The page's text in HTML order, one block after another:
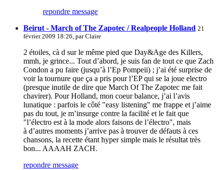
repondre message
Beirut - March of The Zapotec / Realpeople Holland 21
février 2009 18:26, parClaire
2 étoiles, cà d sur le même pied que Day&Age des Killers,
mmh, je grince... Tout d’abord, je suis fan de tout ce que Zach
Condon a pu faire (jusqu’à l’Ep Pompeii) ; j’ai été surprise de
voir la tournure que ça a pris pour l’EP qui se la joue electro
(presque inutile de dire que March Of The Zapotec me fait
chavirer). Pour Holland, mon coeur balance, j’ai l’avis
lunatique : parfois le côté "easy listening" me frappe et j’aime
pas du tout, je m’insurge contre la facilité et le fait que
"l’électro est à la mode alors faisons de l’électro", mais
à d’autres moments j’arrive pas à trouver de défauts à ces
chansons, la recette étant hyper simple mais le résultat très
bon... AAAAH ZACH.
repondre message